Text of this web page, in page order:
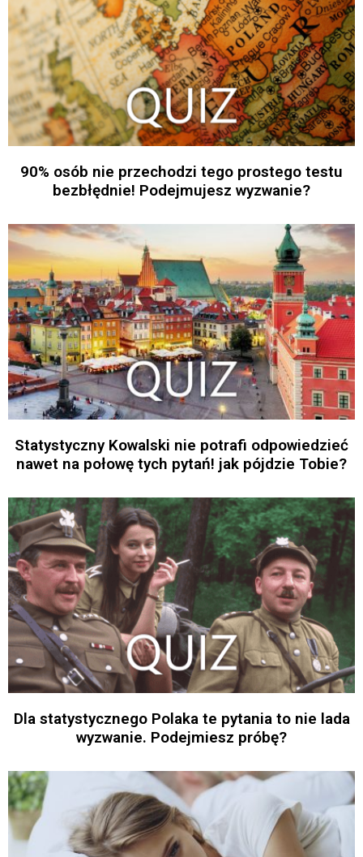
90% osób nie przechodzi tego prostego testu
bezbłędnie! Podejmujesz wyzwanie?
Statystyczny Kowalski nie potrafi odpowiedzieć
nawet na połowę tych pytań! jak pójdzie Tobie?
Dla statystycznego Polaka te pytania to nie lada
wyzwanie. Podejmiesz próbę?